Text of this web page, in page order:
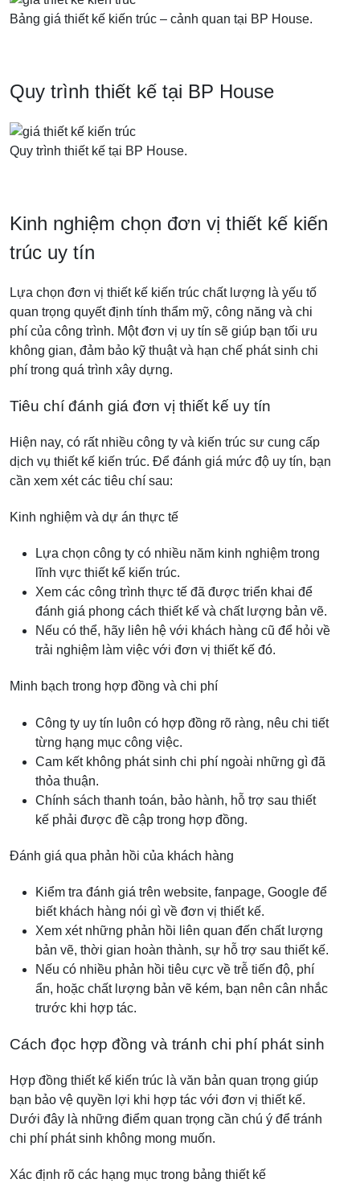
Bảng giá thiết kế kiến trúc – cảnh quan tại BP House.
Quy trình thiết kế tại BP House
Quy trình thiết kế tại BP House.
Kinh nghiệm chọn đơn vị thiết kế kiến
trúc uy tín
Lựa chọn đơn vị thiết kế kiến trúc chất lượng là yếu tố
quan trọng quyết định tính thẩm mỹ, công năng và chi
phí của công trình. Một đơn vị uy tín sẽ giúp bạn tối ưu
không gian, đảm bảo kỹ thuật và hạn chế phát sinh chi
phí trong quá trình xây dựng.
Tiêu chí đánh giá đơn vị thiết kế uy tín
Hiện nay, có rất nhiều công ty và kiến trúc sư cung cấp
dịch vụ thiết kế kiến trúc. Để đánh giá mức độ uy tín, bạn
cần xem xét các tiêu chí sau:
Kinh nghiệm và dự án thực tế
Lựa chọn công ty có nhiều năm kinh nghiệm trong
lĩnh vực thiết kế kiến trúc.
Xem các công trình thực tế đã được triển khai để
đánh giá phong cách thiết kế và chất lượng bản vẽ.
Nếu có thể, hãy liên hệ với khách hàng cũ để hỏi về
trải nghiệm làm việc với đơn vị thiết kế đó.
Minh bạch trong hợp đồng và chi phí
Công ty uy tín luôn có hợp đồng rõ ràng, nêu chi tiết
từng hạng mục công việc.
Cam kết không phát sinh chi phí ngoài những gì đã
thỏa thuận.
Chính sách thanh toán, bảo hành, hỗ trợ sau thiết
kế phải được đề cập trong hợp đồng.
Đánh giá qua phản hồi của khách hàng
Kiểm tra đánh giá trên website, fanpage, Google để
biết khách hàng nói gì về đơn vị thiết kế.
Xem xét những phản hồi liên quan đến chất lượng
bản vẽ, thời gian hoàn thành, sự hỗ trợ sau thiết kế.
Nếu có nhiều phản hồi tiêu cực về trễ tiến độ, phí
ẩn, hoặc chất lượng bản vẽ kém, bạn nên cân nhắc
trước khi hợp tác.
Cách đọc hợp đồng và tránh chi phí phát sinh
Hợp đồng thiết kế kiến trúc là văn bản quan trọng giúp
bạn bảo vệ quyền lợi khi hợp tác với đơn vị thiết kế.
Dưới đây là những điểm quan trọng cần chú ý để tránh
chi phí phát sinh không mong muốn.
Xác định rõ các hạng mục trong bảng thiết kế